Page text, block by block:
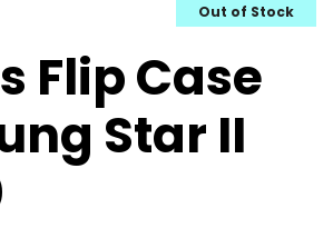
Out of Stock
Flip Case
Star II